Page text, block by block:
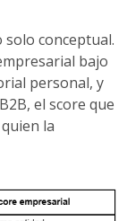
solo conceptual.
bajo
personal, y
el score que
la